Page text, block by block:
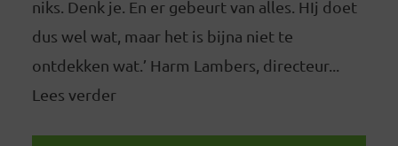
niks. Denk je. En er gebeurt van alles. HIj doet
dus wel wat, maar het is bijna niet te
ontdekken wat.’ Harm Lambers, directeur...
Lees verder